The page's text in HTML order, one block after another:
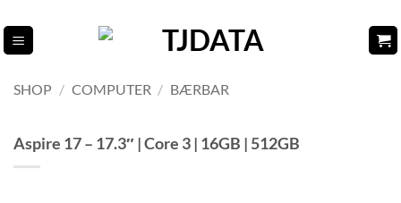
til
indhold
SHOP / COMPUTER / BÆRBAR
Aspire 17 – 17.3″ | Core 3 | 16GB | 512GB